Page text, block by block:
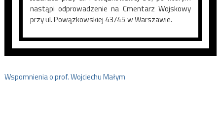
nastąpi odprowadzenie na Cmentarz Wojskowy
przy ul. Powązkowskiej 43/45 w Warszawie.
Wspomnienia o prof. Wojciechu Małym